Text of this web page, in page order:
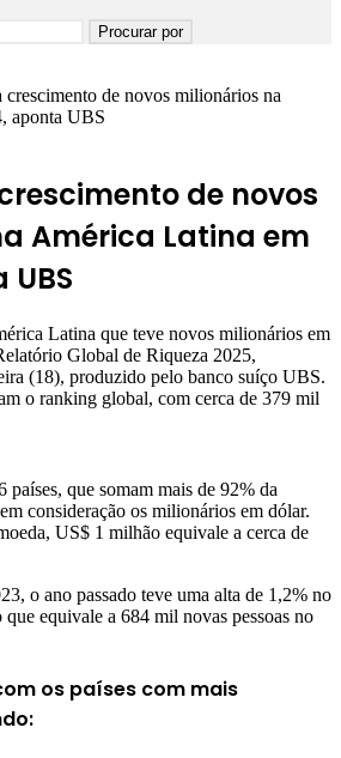
Procurar por
de novos milionários na
aponta UBS
de novos
América Latina em
Latina que teve novos milionários em
Global de Riqueza 2025,
(18), produzido pelo banco suíço UBS.
o ranking global, com cerca de 379 mil
que somam mais de 92% da
consideração os milionários em dólar.
US$ 1 milhão equivale a cerca de
o ano passado teve uma alta de 1,2% no
equivale a 684 mil novas pessoas no
os países com mais